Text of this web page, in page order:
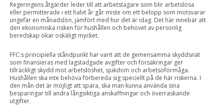
Regeringens åtgärder leder till att arbetstagare som blir arbetslösa
eller permitterade i ett halvt år går miste om ett belopp som motsvarar
ungefär en månadslön, jämfört med hur det är idag. Det här innebär att
den ekonomiska risken för hushållen och behovet av personlig
beredskap ökar oskäligt mycket.
FFC:s principiella ståndpunkt har varit att de gemensamma skyddsnät
som finansieras med lagstadgade avgifter och försäkringar ger
tillräckligt skydd mot arbetslöshet, sjukdom och arbetsoförmåga.
Hushållen ska inte behöva förbereda sig speciellt på de här riskerna. I
den mån det är möjligt att spara, ska man kunna använda sina
besparingar till andra långsiktiga anskaffningar och överraskande
utgifter.